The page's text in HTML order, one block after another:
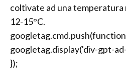
coltivate ad una temperatura
12-15°C.
googletag.display('div-gpt-
});